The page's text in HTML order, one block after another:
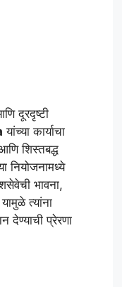
दूरदृष्टी
यांच्या कार्याचा
शिस्तबद्ध
नियोजनामध्ये
भावना,
त्यांना
देण्याची प्रेरणा